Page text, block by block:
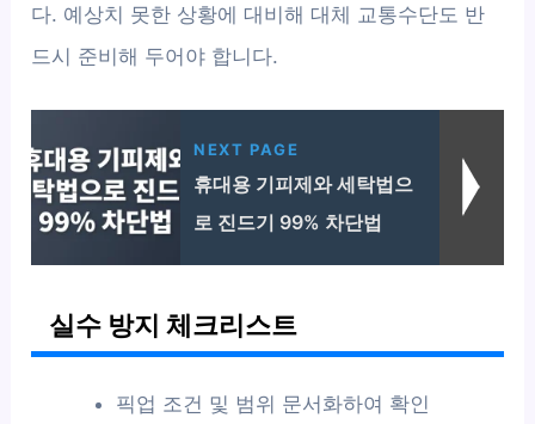
다. 예상치 못한 상황에 대비해 대체 교통수단도 반
드시 준비해 두어야 합니다.
NEXT PAGE
휴대용 기피제와 세탁법으
로 진드기 99% 차단법
실수 방지 체크리스트
픽업 조건 및 범위 문서화하여 확인